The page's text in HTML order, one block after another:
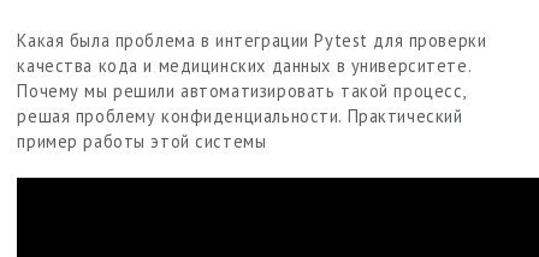
Какая была проблема в интеграции Pytest для проверки
качества кода и медицинских данных в университете.
Почему мы решили автоматизировать такой процесс,
решая проблему конфиденциальности. Практический
пример работы этой системы